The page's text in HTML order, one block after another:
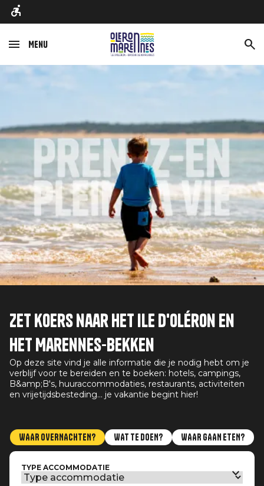
Menu
Afbeelding
Zet koers naar het Ile d'Oléron en
het Marennes-bekken
Op deze site vind je alle informatie die je nodig hebt om je
verblijf voor te bereiden en te boeken: hotels, campings,
B&amp;B's, huuraccommodaties, restaurants, activiteiten
en vrijetijdsbesteding... je vakantie begint hier!
WAAR OVERNACHTEN? WAT TE DOEN? WAAR GAAN ETEN?
TYPE ACCOMMODATIE